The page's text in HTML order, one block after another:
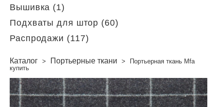
Вышивка (1)
Подхваты для штор (60)
Распродажи (117)
Каталог > Портьерные ткани >
Портьерная ткань Mfa
купить